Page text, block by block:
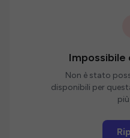
Impossibile
Non è stato
disponibili per